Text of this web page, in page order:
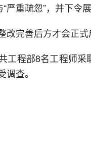
严重疏忽”，并下令
完善后方才会正式
工程部8名工程师
查。